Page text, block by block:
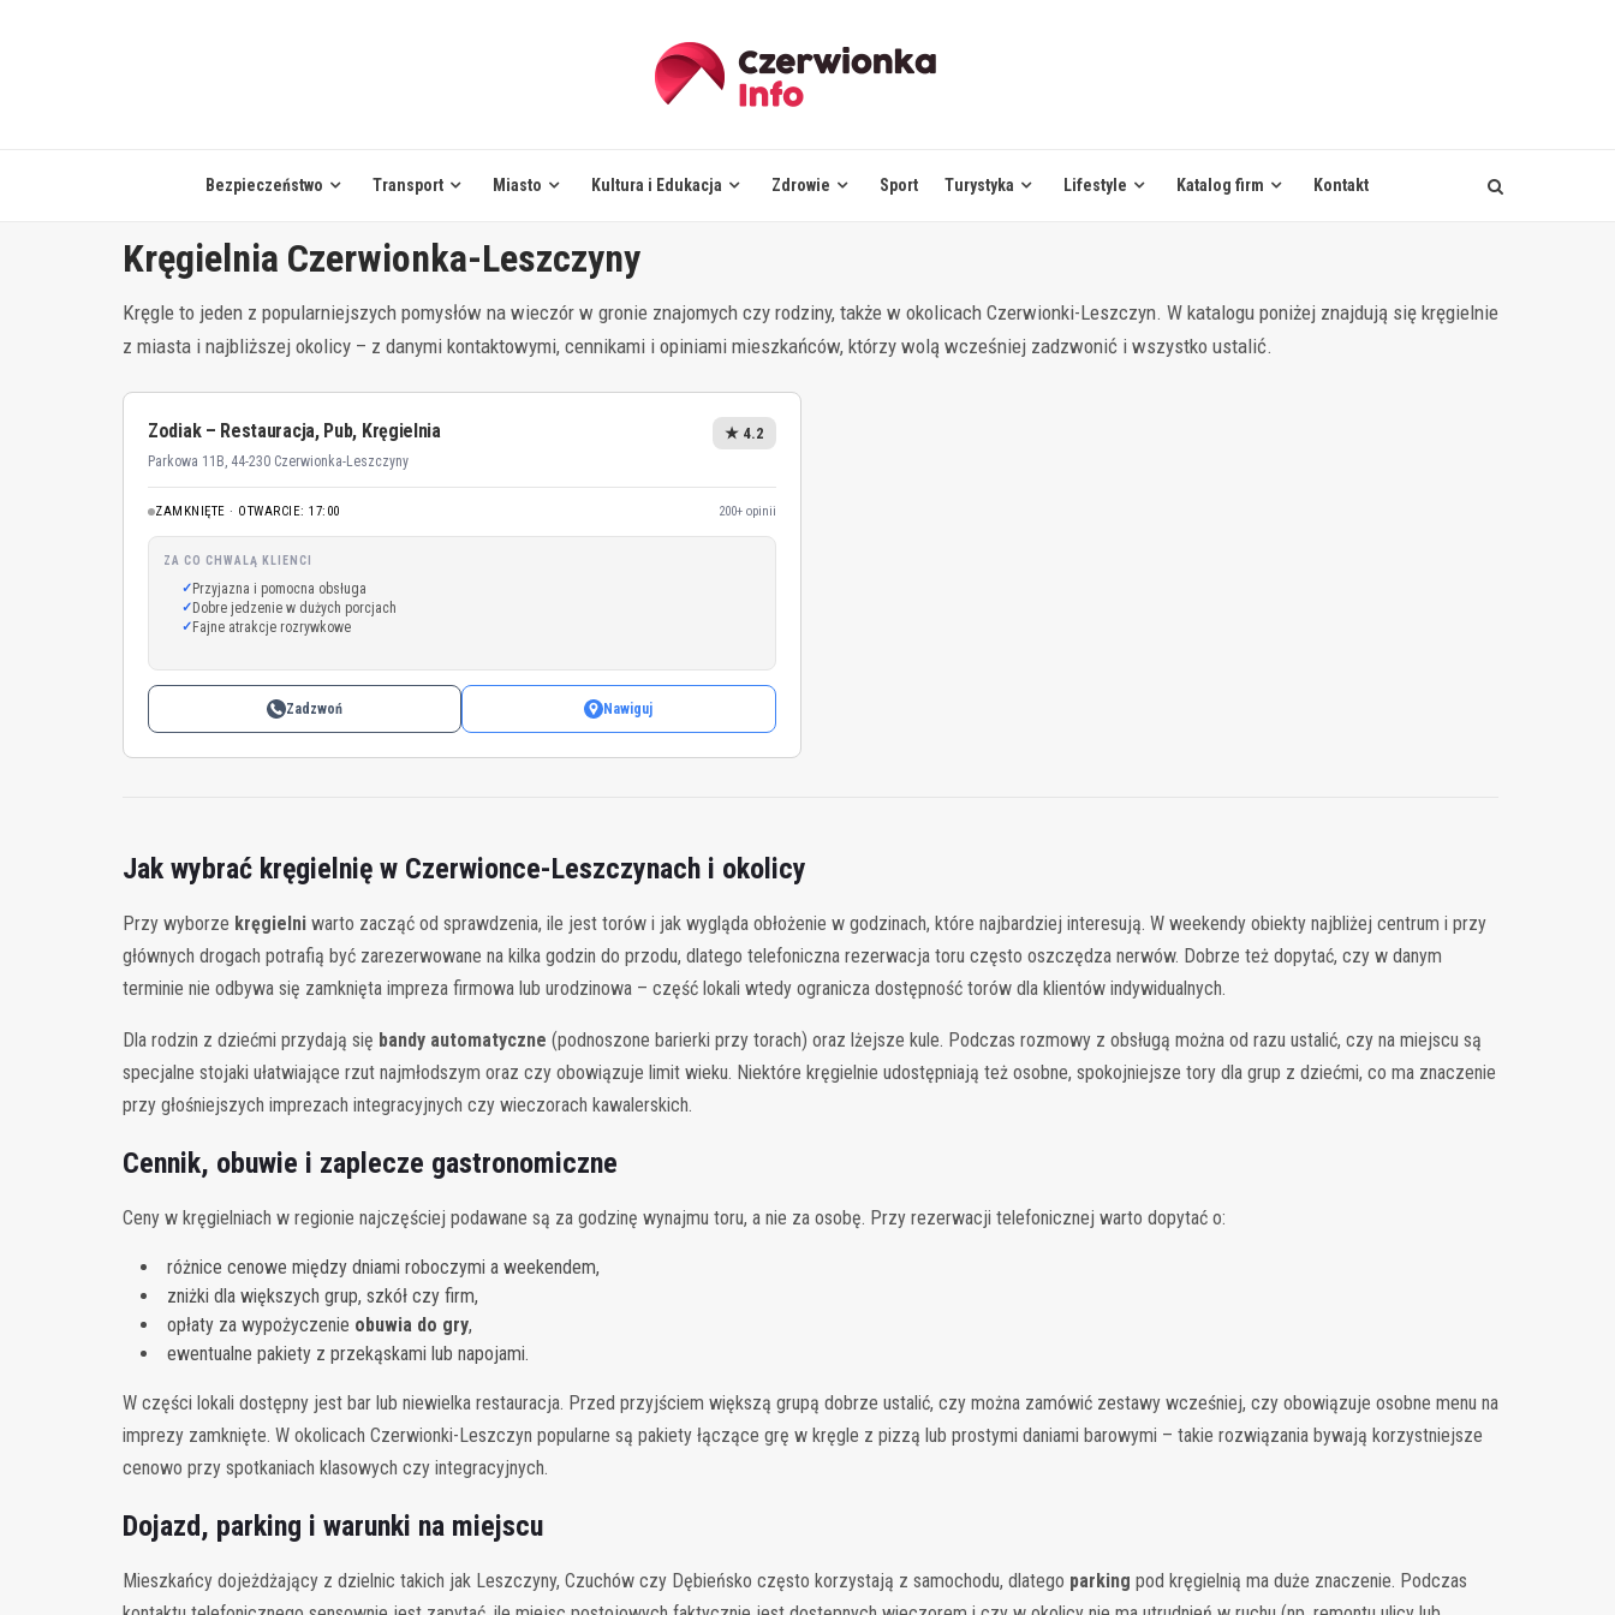
Bezpieczeństwo Transport Miasto Kultura i Edukacja Zdrowie Sport Turystyka Lifestyle Katalog firm Kontakt
Kręgielnia Czerwionka-Leszczyny
Kręgle to jeden z popularniejszych pomysłów na wieczór w gronie znajomych czy rodziny, także w okolicach Czerwionki-Leszczyn. W katalogu poniżej znajdują się kręgielnie
z miasta i najbliższej okolicy – z danymi kontaktowymi, cennikami i opiniami mieszkańców, którzy wolą wcześniej zadzwonić i wszystko ustalić.
Zodiak – Restauracja, Pub, Kręgielnia
Parkowa 11B, 44-230 Czerwionka-Leszczyny
★ 4.2
ZAMKNIĘTE · OTWARCIE: 17:00 200+ opinii
ZA CO CHWALĄ KLIENCI
Przyjazna i pomocna obsługa
Dobre jedzenie w dużych porcjach
Fajne atrakcje rozrywkowe
Zadzwoń Nawiguj
Jak wybrać kręgielnię w Czerwionce-Leszczynach i okolicy
Przy wyborze kręgielni warto zacząć od sprawdzenia, ile jest torów i jak wygląda obłożenie w godzinach, które najbardziej interesują. W weekendy obiekty najbliżej centrum i przy
głównych drogach potrafią być zarezerwowane na kilka godzin do przodu, dlatego telefoniczna rezerwacja toru często oszczędza nerwów. Dobrze też dopytać, czy w danym
terminie nie odbywa się zamknięta impreza firmowa lub urodzinowa – część lokali wtedy ogranicza dostępność torów dla klientów indywidualnych.
Dla rodzin z dziećmi przydają się bandy automatyczne (podnoszone barierki przy torach) oraz lżejsze kule. Podczas rozmowy z obsługą można od razu ustalić, czy na miejscu są
specjalne stojaki ułatwiające rzut najmłodszym oraz czy obowiązuje limit wieku. Niektóre kręgielnie udostępniają też osobne, spokojniejsze tory dla grup z dziećmi, co ma znaczenie
przy głośniejszych imprezach integracyjnych czy wieczorach kawalerskich.
Cennik, obuwie i zaplecze gastronomiczne
Ceny w kręgielniach w regionie najczęściej podawane są za godzinę wynajmu toru, a nie za osobę. Przy rezerwacji telefonicznej warto dopytać o:
różnice cenowe między dniami roboczymi a weekendem,
zniżki dla większych grup, szkół czy firm,
opłaty za wypożyczenie obuwia do gry,
ewentualne pakiety z przekąskami lub napojami.
W części lokali dostępny jest bar lub niewielka restauracja. Przed przyjściem większą grupą dobrze ustalić, czy można zamówić zestawy wcześniej, czy obowiązuje osobne menu na
imprezy zamknięte. W okolicach Czerwionki-Leszczyn popularne są pakiety łączące grę w kręgle z pizzą lub prostymi daniami barowymi – takie rozwiązania bywają korzystniejsze
cenowo przy spotkaniach klasowych czy integracyjnych.
Dojazd, parking i warunki na miejscu
Mieszkańcy dojeżdżający z dzielnic takich jak Leszczyny, Czuchów czy Dębieńsko często korzystają z samochodu, dlatego parking pod kręgielnią ma duże znaczenie. Podczas